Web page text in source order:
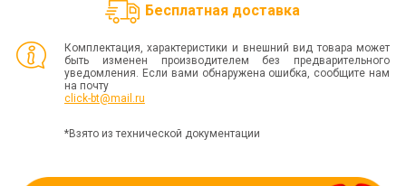
Бесплатная доставка
Комплектация, характеристики и внешний вид товара может
быть изменен производителем без предварительного
уведомления. Если вами обнаружена ошибка, сообщите нам
на почту
click-bt@mail.ru
*Взято из технической документации